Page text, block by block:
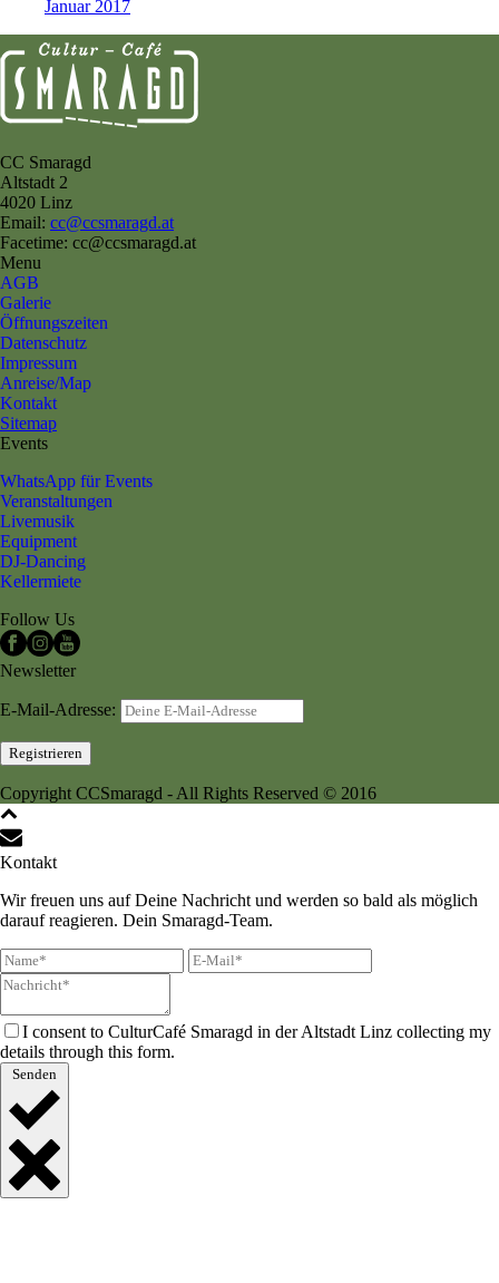
Januar 2017
CC Smaragd
Altstadt 2
4020 Linz
Email: cc@ccsmaragd.at
Facetime: cc@ccsmaragd.at
Menu
AGB
Galerie
Öffnungszeiten
Datenschutz
Impressum
Anreise/Map
Kontakt
Sitemap
Events
WhatsApp für Events
Veranstaltungen
Livemusik
Equipment
DJ-Dancing
Kellermiete
Follow Us
Newsletter
E-Mail-Adresse:
Copyright CCSmaragd - All Rights Reserved © 2016
Kontakt
Wir freuen uns auf Deine Nachricht und werden so bald als möglich
darauf reagieren. Dein Smaragd-Team.
I consent to CulturCafé Smaragd in der Altstadt Linz collecting my
details through this form.
Senden